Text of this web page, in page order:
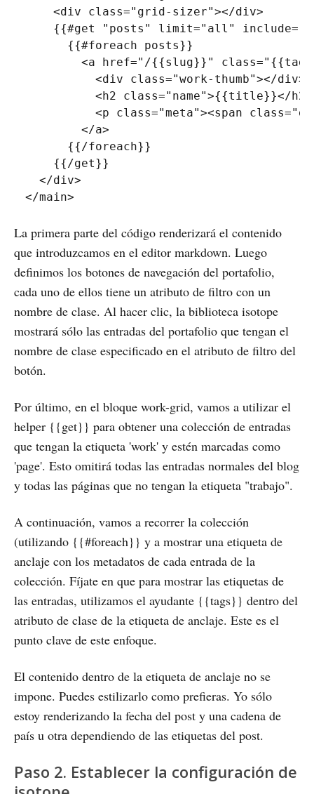
<div class=" grid-sizer"></div>
{{#get "posts" limit="all"
      {{#foreach posts}}
<a href=" /{{slug}} " class=" {{tags
<div class="work-thumb"></div>
< h2 class=" name">{{title}}</ h2
<p class="meta"><span class="
</a>
      {{/foreach}}
    {{/get}}
</div>
</main>
La primera parte del código renderizará el contenido
que introduzcamos en el editor markdown. Luego
definimos los botones de navegación del portafolio,
cada uno de ellos tiene un atributo de filtro con un
nombre de clase. Al hacer clic, la biblioteca isotope
mostrará sólo las entradas del portafolio que tengan el
nombre de clase especificado en el atributo de filtro del
botón.
Por último, en el bloque work-grid, vamos a utilizar el
helper {{get}} para obtener una colección de entradas
que tengan la etiqueta 'work' y estén marcadas como
'page'. Esto omitirá todas las entradas normales del blog
y todas las páginas que no tengan la etiqueta "trabajo".
A continuación, vamos a recorrer la colección
(utilizando {{#foreach}} y a mostrar una etiqueta de
anclaje con los metadatos de cada entrada de la
colección. Fíjate en que para mostrar las etiquetas de
las entradas, utilizamos el ayudante {{tags}} dentro del
atributo de clase de la etiqueta de anclaje. Este es el
punto clave de este enfoque.
El contenido dentro de la etiqueta de anclaje no se
impone. Puedes estilizarlo como prefieras. Yo sólo
estoy renderizando la fecha del post y una cadena de
país u otra dependiendo de las etiquetas del post.
Paso 2. Establecer la configuración de